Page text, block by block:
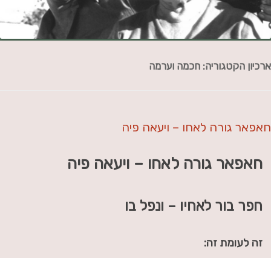
ארכיון הקטגוריה: חכמה וערמה
חאפאר גורה לאחו – ויעאה פיה
חאפאר גורה לאחו – ויעאה פיה
חפר בור לאחיו – ונפל בו
זה לעומת זה: